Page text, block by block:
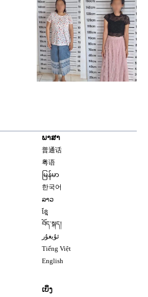
ພາສາ
普通话
粤语
မြန်မာ
한국어
ລາວ
ខ្មែ
བོད་སྐད།
ئۇيغۇر
Tiếng Việt
English
ເບິ່ງ